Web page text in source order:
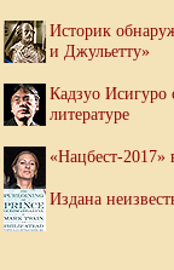
Историк
и Джульетту»
Кадзуо Исигуро
литературе
«Нацбест-2017»
Издана